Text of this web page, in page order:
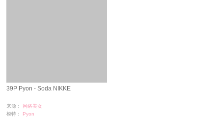
39P Pyon - Soda NIKKE
来源：
网络美女
模特：
Pyon